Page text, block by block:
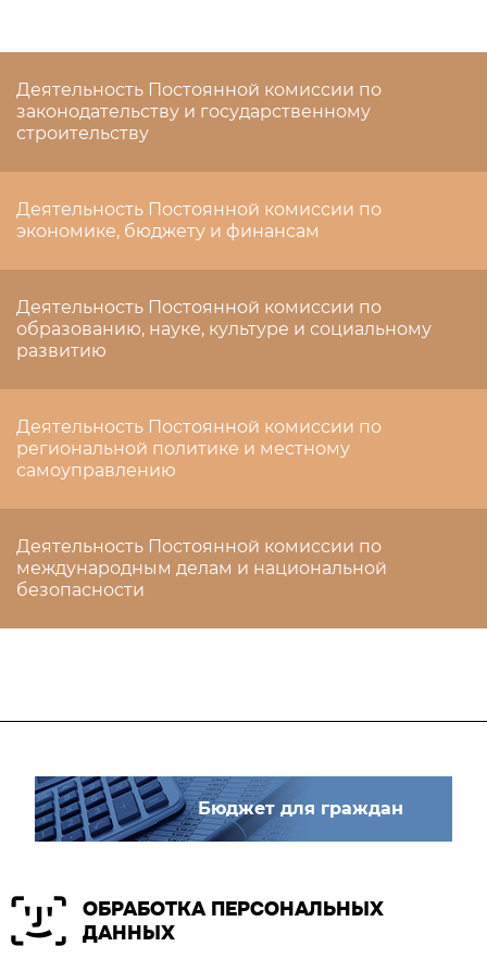
Деятельность Постоянной комиссии по
законодательству и государственному
строительству
Деятельность Постоянной комиссии по
экономике, бюджету и финансам
Деятельность Постоянной комиссии по
образованию, науке, культуре и социальному
развитию
Деятельность Постоянной комиссии по
региональной политике и местному
самоуправлению
Деятельность Постоянной комиссии по
международным делам и национальной
безопасности
Бюджет для граждан
ОБРАБОТКА ПЕРСОНАЛЬНЫХ
ДАННЫХ